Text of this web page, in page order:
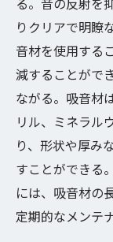
りクリアで明瞭
音材を使用する
減することがで
ながる。吸音材
リル、ミネラル
り、形状や厚み
すことができる
には、吸音材の
定期的なメンテ